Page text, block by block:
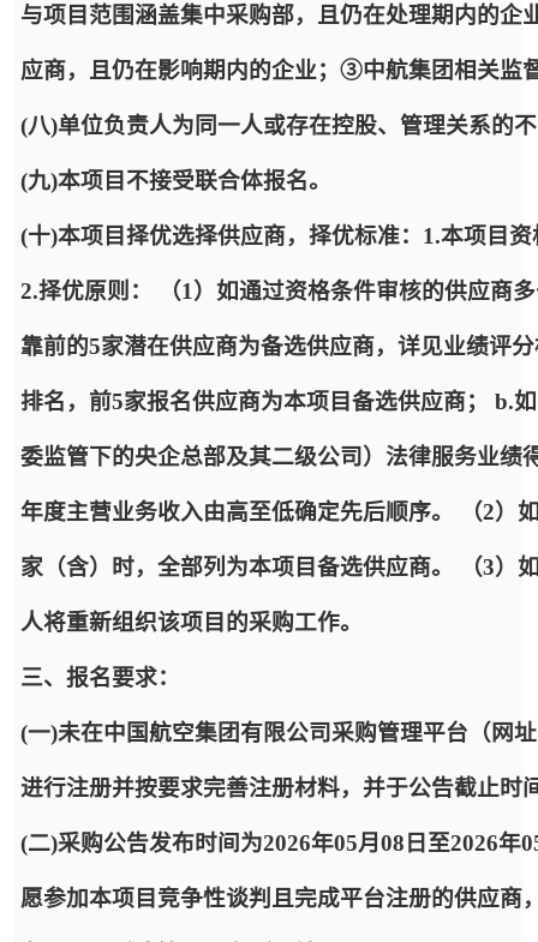
与项目范围涵盖集中采购部，且仍在处理期内的
应商，且仍在影响期内的企业；③中航集团相关监
(八)单位负责人为同一人或存在控股、管理关系的
(九)本项目不接受联合体报名。
(十)本项目择优选择供应商，择优标准：1.本项目
2.择优原则： （1）如通过资格条件审核的供应商
靠前的5家潜在供应商为备选供应商，详见业绩评
排名，前5家报名供应商为本项目备选供应商； b.
委监管下的央企总部及其二级公司）法律服务业绩
年度主营业务收入由高至低确定先后顺序。 （2）
家（含）时，全部列为本项目备选供应商。 （3）
人将重新组织该项目的采购工作。
三、报名要求：
(一)未在中国航空集团有限公司采购管理平台（网
进行注册并按要求完善注册材料，并于公告截止时
(二)采购公告发布时间为2026年05月08日至2026
愿参加本项目竞争性谈判且完成平台注册的供应